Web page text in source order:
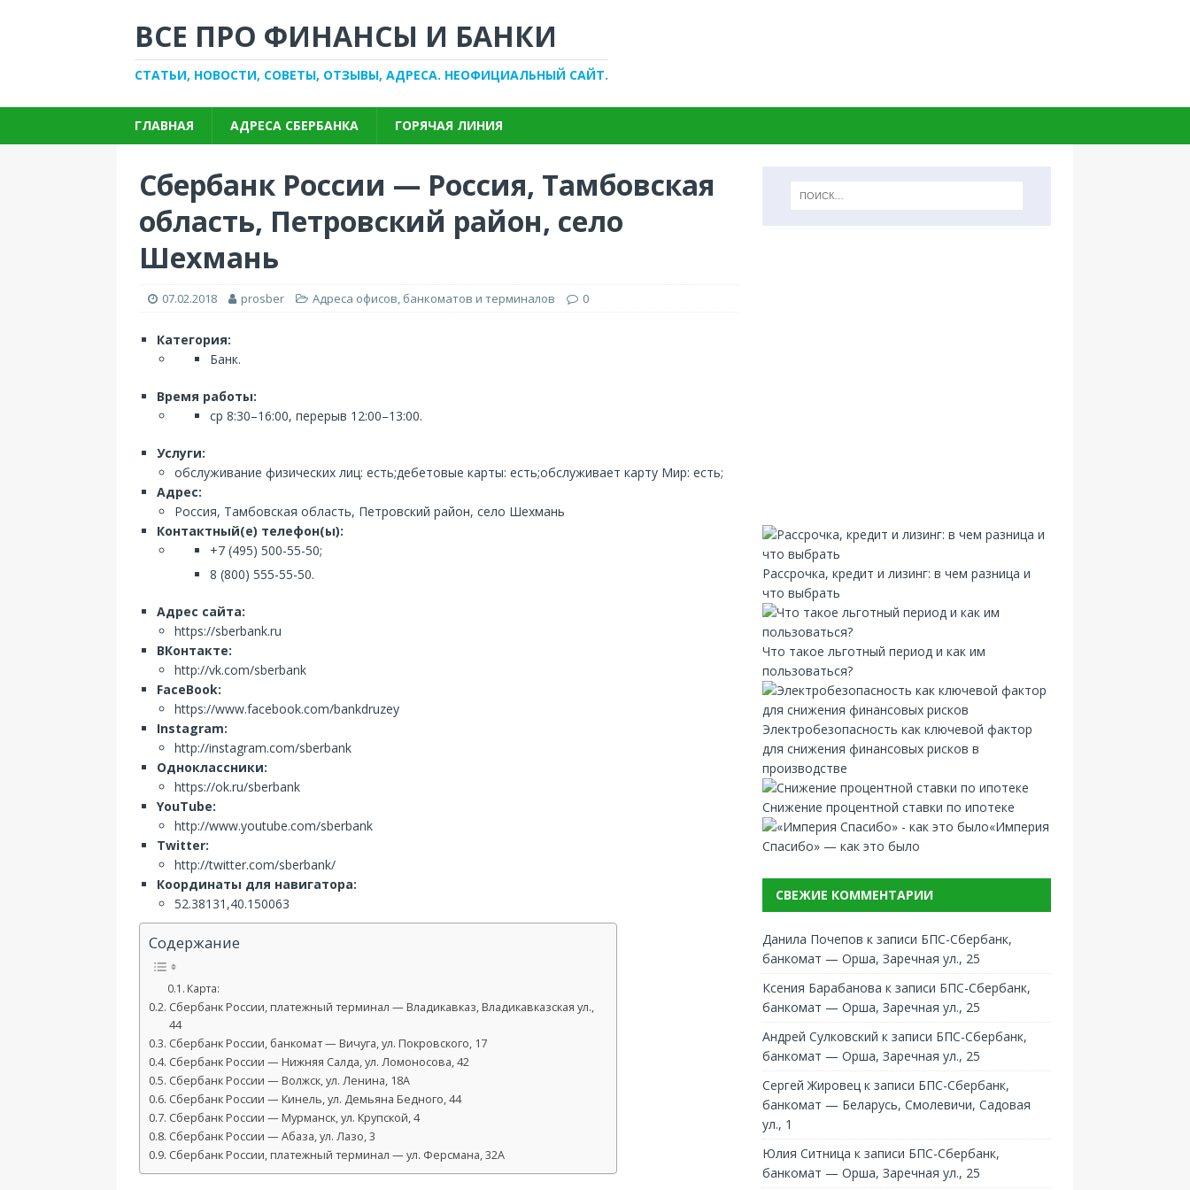
ВСЕ ПРО ФИНАНСЫ И БАНКИ
СТАТЬИ, НОВОСТИ, СОВЕТЫ, ОТЗЫВЫ, АДРЕСА. НЕОФИЦИАЛЬНЫЙ САЙТ.
ГЛАВНАЯ АДРЕСА СБЕРБАНКА ГОРЯЧАЯ ЛИНИЯ
Сбербанк России — Россия, Тамбовская
область, Петровский район, село
Шехмань
07.02.2018 prosber Адреса офисов, банкоматов и терминалов 0
Категория:
Банк.
Время работы:
ср 8:30–16:00, перерыв 12:00–13:00.
Услуги:
обслуживание физических лиц: есть;дебетовые карты: есть;обслуживает карту Мир: есть;
Адрес:
Россия, Тамбовская область, Петровский район, село Шехмань
Контактный(е) телефон(ы):
+7 (495) 500-55-50;
8 (800) 555-55-50.
Адрес сайта:
https://sberbank.ru
ВКонтакте:
http://vk.com/sberbank
FaceBook:
https://www.facebook.com/bankdruzey
Instagram:
http://instagram.com/sberbank
Одноклассники:
https://ok.ru/sberbank
YouTube:
http://www.youtube.com/sberbank
Twitter:
http://twitter.com/sberbank/
Координаты для навигатора:
52.38131,40.150063
Содержание
Карта:
Сбербанк России, платежный терминал — Владикавказ, Владикавказская ул.,
44
Сбербанк России, банкомат — Вичуга, ул. Покровского, 17
Сбербанк России — Нижняя Салда, ул. Ломоносова, 42
Сбербанк России — Волжск, ул. Ленина, 18А
Сбербанк России — Кинель, ул. Демьяна Бедного, 44
Сбербанк России — Мурманск, ул. Крупской, 4
Сбербанк России — Абаза, ул. Лазо, 3
Сбербанк России, платежный терминал — ул. Ферсмана, 32А
Рассрочка, кредит и лизинг: в чем разница и
что выбрать
Что такое льготный период и как им
пользоваться?
Электробезопасность как ключевой фактор
для снижения финансовых рисков в
производстве
Снижение процентной ставки по ипотеке
«Империя
Спасибо» — как это было
СВЕЖИЕ КОММЕНТАРИИ
Данила Почепов к записи БПС-Сбербанк,
банкомат — Орша, Заречная ул., 25
Ксения Барабанова к записи БПС-Сбербанк,
банкомат — Орша, Заречная ул., 25
Андрей Сулковский к записи БПС-Сбербанк,
банкомат — Орша, Заречная ул., 25
Сергей Жировец к записи БПС-Сбербанк,
банкомат — Беларусь, Смолевичи, Садовая
ул., 1
Юлия Ситница к записи БПС-Сбербанк,
банкомат — Орша, Заречная ул., 25